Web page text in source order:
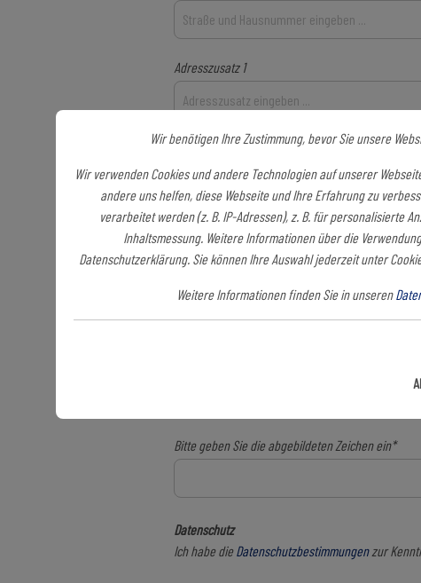
Adresszusatz 1
Land*
Telefonnummer*
Bitte geben Sie die abgebildeten Zeichen ein*
Datenschutz
Ich habe dieDatenschutzbestimmungenzur
Wir benötigen Ihre Zustimmung, bevor Sie unsere
Wir verwenden Cookies und andere Technologien auf unserer
andere uns helfen, diese Webseite und Ihre Erfahrung zu
verarbeitet werden (z. B. IP-Adressen), z. B. für personalisierte
Inhaltsmessung. Weitere Informationen über die
Datenschutzerklärung. Sie können Ihre Auswahl jederzeit unter
Weitere Informationen finden Sie in unseren